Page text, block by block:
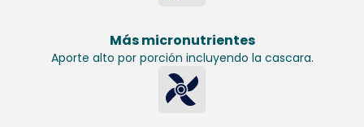
Más micronutrientes
Aporte alto por porción incluyendo la cascara.